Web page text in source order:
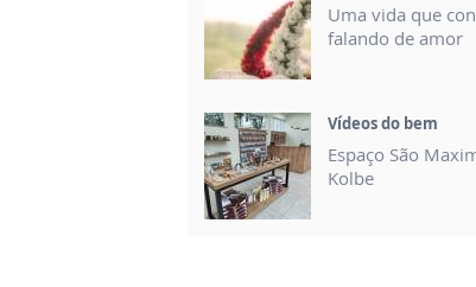
Uma vida que
falando de amor
Vídeos do bem
Espaço São
Kolbe